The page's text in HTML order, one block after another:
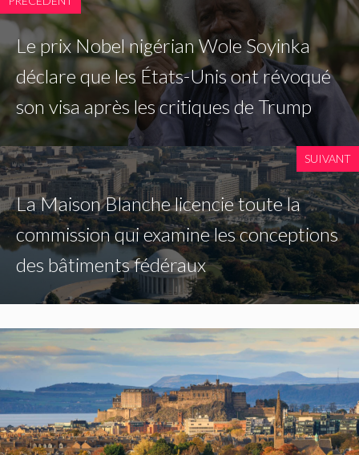
Le prix Nobel nigérian Wole Soyinka
déclare que les États-Unis ont révoqué
son visa après les critiques de Trump
SUIVANT
La Maison Blanche licencie toute la
commission qui examine les conceptions
des bâtiments fédéraux